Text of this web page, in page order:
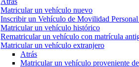
Matricular un vehículo nuevo
Inscribir un Vehículo de Movilidad
Matricular un vehículo histórico
Rematricular un vehículo con matrícula
Matricular un vehículo extranjero
Atrás
Matricular un vehículo proveniente